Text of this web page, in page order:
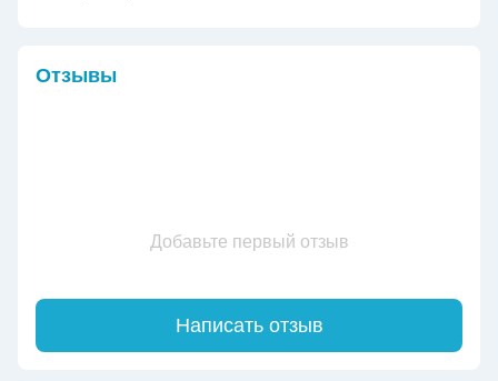
Отзывы
Добавьте первый отзыв
Написать отзыв